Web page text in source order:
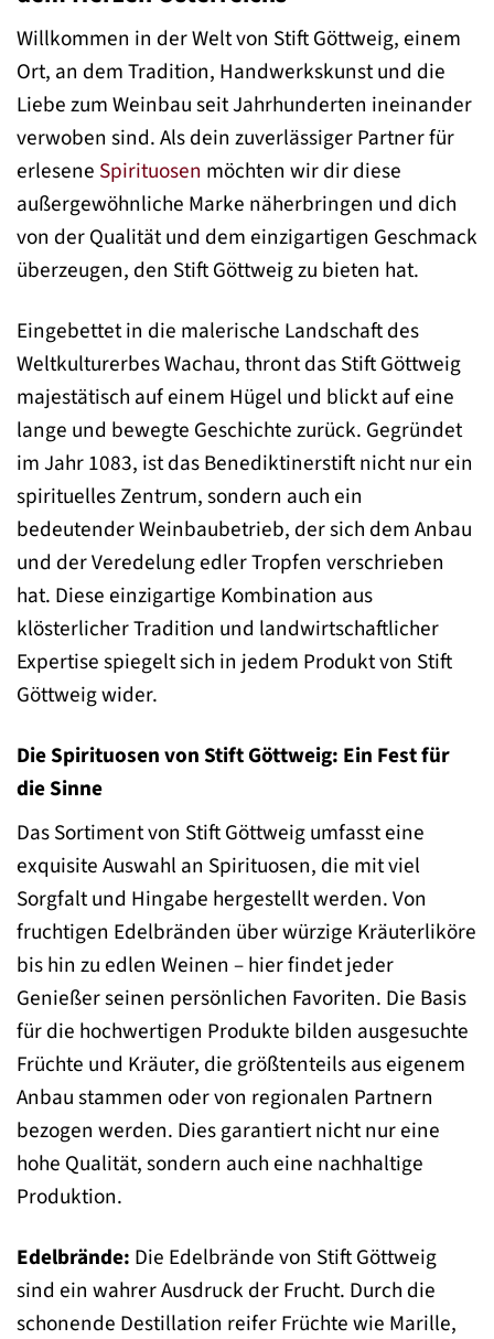
Willkommen in der Welt von Stift Göttweig, einem
Ort, an dem Tradition, Handwerkskunst und die
Liebe zum Weinbau seit Jahrhunderten ineinander
verwoben sind. Als dein zuverlässiger Partner für
erlesene Spirituosen möchten wir dir diese
außergewöhnliche Marke näherbringen und dich
von der Qualität und dem einzigartigen Geschmack
überzeugen, den Stift Göttweig zu bieten hat.
Eingebettet in die malerische Landschaft des
Weltkulturerbes Wachau, thront das Stift Göttweig
majestätisch auf einem Hügel und blickt auf eine
lange und bewegte Geschichte zurück. Gegründet
im Jahr 1083, ist das Benediktinerstift nicht nur ein
spirituelles Zentrum, sondern auch ein
bedeutender Weinbaubetrieb, der sich dem Anbau
und der Veredelung edler Tropfen verschrieben
hat. Diese einzigartige Kombination aus
klösterlicher Tradition und landwirtschaftlicher
Expertise spiegelt sich in jedem Produkt von Stift
Göttweig wider.
Die Spirituosen von Stift Göttweig: Ein Fest für
die Sinne
Das Sortiment von Stift Göttweig umfasst eine
exquisite Auswahl an Spirituosen, die mit viel
Sorgfalt und Hingabe hergestellt werden. Von
fruchtigen Edelbränden über würzige Kräuterliköre
bis hin zu edlen Weinen – hier findet jeder
Genießer seinen persönlichen Favoriten. Die Basis
für die hochwertigen Produkte bilden ausgesuchte
Früchte und Kräuter, die größtenteils aus eigenem
Anbau stammen oder von regionalen Partnern
bezogen werden. Dies garantiert nicht nur eine
hohe Qualität, sondern auch eine nachhaltige
Produktion.
Edelbrände: Die Edelbrände von Stift Göttweig
sind ein wahrer Ausdruck der Frucht. Durch die
schonende Destillation reifer Früchte wie Marille,